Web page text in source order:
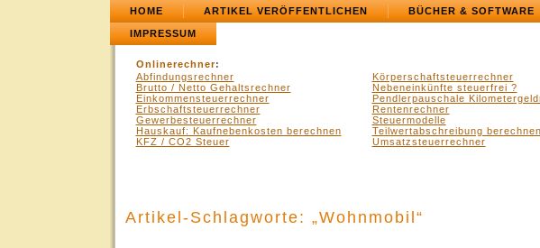
HOME ARTIKEL VERÖFFENTLICHEN BÜCHER & SOFTWARE
IMPRESSUM
Onlinerechner:
Abfindungsrechner
Brutto / Netto Gehaltsrechner
Einkommensteuerrechner
Erbschaftsteuerrechner
Gewerbesteuerrechner
Hauskauf: Kaufnebenkosten berechnen
KFZ / CO2 Steuer
Körperschaftsteuerrechner
Nebeneinkünfte steuerfrei ?
Pendlerpauschale
Rentenrechner
Steuermodelle
Teilwertabschreibung berechnen
Umsatzsteuerrechner
Artikel-Schlagworte: „Wohnmobil“